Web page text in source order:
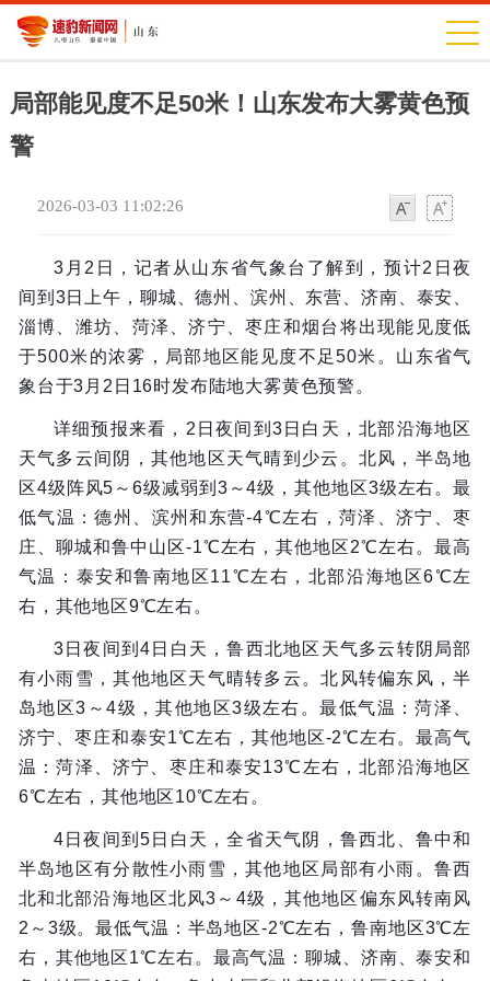
局部能见度不足50米！山东发布大雾黄色预
警
2026-03-03 11:02:26
3月2日，记者从山东省气象台了解到，预计2日夜
间到3日上午，聊城、德州、滨州、东营、济南、泰安、
淄博、潍坊、菏泽、济宁、枣庄和烟台将出现能见度低
于500米的浓雾，局部地区能见度不足50米。山东省气
象台于3月2日16时发布陆地大雾黄色预警。
详细预报来看，2日夜间到3日白天，北部沿海地区
天气多云间阴，其他地区天气晴到少云。北风，半岛地
区4级阵风5～6级减弱到3～4级，其他地区3级左右。最
低气温：德州、滨州和东营-4℃左右，菏泽、济宁、枣
庄、聊城和鲁中山区-1℃左右，其他地区2℃左右。最高
气温：泰安和鲁南地区11℃左右，北部沿海地区6℃左
右，其他地区9℃左右。
3日夜间到4日白天，鲁西北地区天气多云转阴局部
有小雨雪，其他地区天气晴转多云。北风转偏东风，半
岛地区3～4级，其他地区3级左右。最低气温：菏泽、
济宁、枣庄和泰安1℃左右，其他地区-2℃左右。最高气
温：菏泽、济宁、枣庄和泰安13℃左右，北部沿海地区
6℃左右，其他地区10℃左右。
4日夜间到5日白天，全省天气阴，鲁西北、鲁中和
半岛地区有分散性小雨雪，其他地区局部有小雨。鲁西
北和北部沿海地区北风3～4级，其他地区偏东风转南风
2～3级。最低气温：半岛地区-2℃左右，鲁南地区3℃左
右，其他地区1℃左右。最高气温：聊城、济南、泰安和